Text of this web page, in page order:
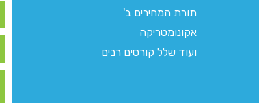
תורת המחירים ב'
אקונומטריקה
ועוד שלל קורסים רבים